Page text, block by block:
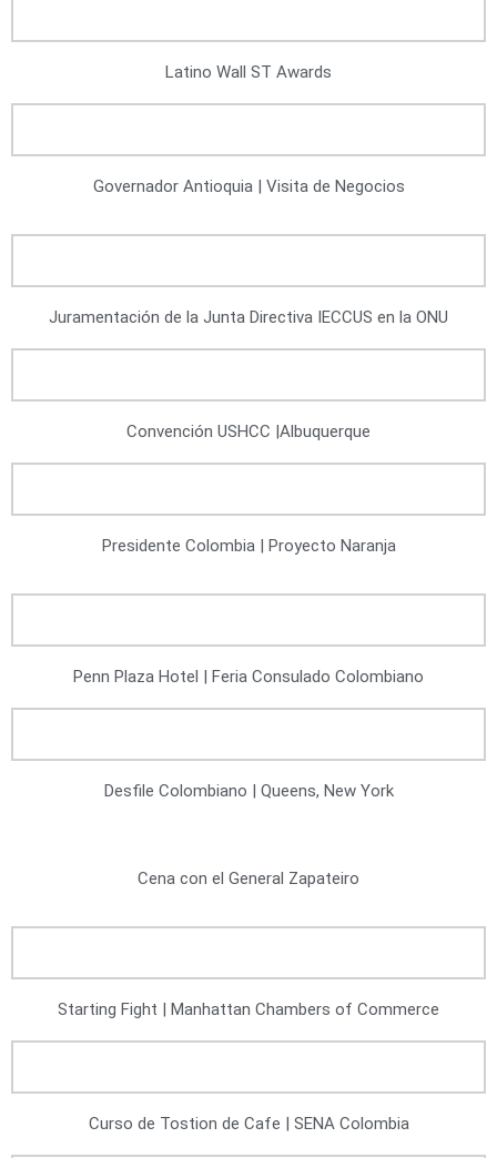
Latino Wall ST Awards
Governador Antioquia | Visita de Negocios
Juramentación de la Junta Directiva IECCUS en la ONU
Convención USHCC |Albuquerque
Presidente Colombia | Proyecto Naranja
Penn Plaza Hotel | Feria Consulado Colombiano
Desfile Colombiano | Queens, New York
Cena con el General Zapateiro
Starting Fight | Manhattan Chambers of Commerce
Curso de Tostion de Cafe | SENA Colombia